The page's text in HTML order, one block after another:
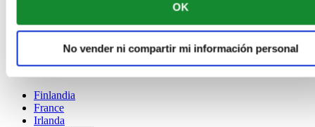
OK
No vender ni compartir mi información personal
English
简体中文
Finlandia
France
Irlanda